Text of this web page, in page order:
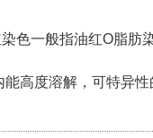
一般指油红O脂肪染
高度溶解，可特异